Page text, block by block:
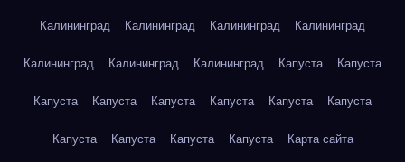
Калининград Калининград Калининград Калининград
Калининград Калининград Калининград Капуста Капуста
Капуста Капуста Капуста Капуста Капуста Капуста
Капуста Капуста Капуста Капуста Карта сайта